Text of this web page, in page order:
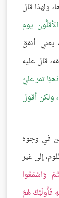
ولهذا قال
يوم
يعني: أنفق
قال عليه
تمر عليَّ
ولكن أقول
في وجوه
إلى غير
وَاسْمَعُوا
فَأُولَئِكَ هُمُ